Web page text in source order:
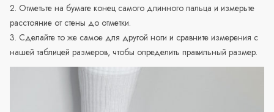
2. Отметьте на бумаге конец самого длинного пальца и измерьте
расстояние от стены до отметки.
3. Сделайте то же самое для другой ноги и сравните измерения с
нашей таблицей размеров, чтобы определить правильный размер.